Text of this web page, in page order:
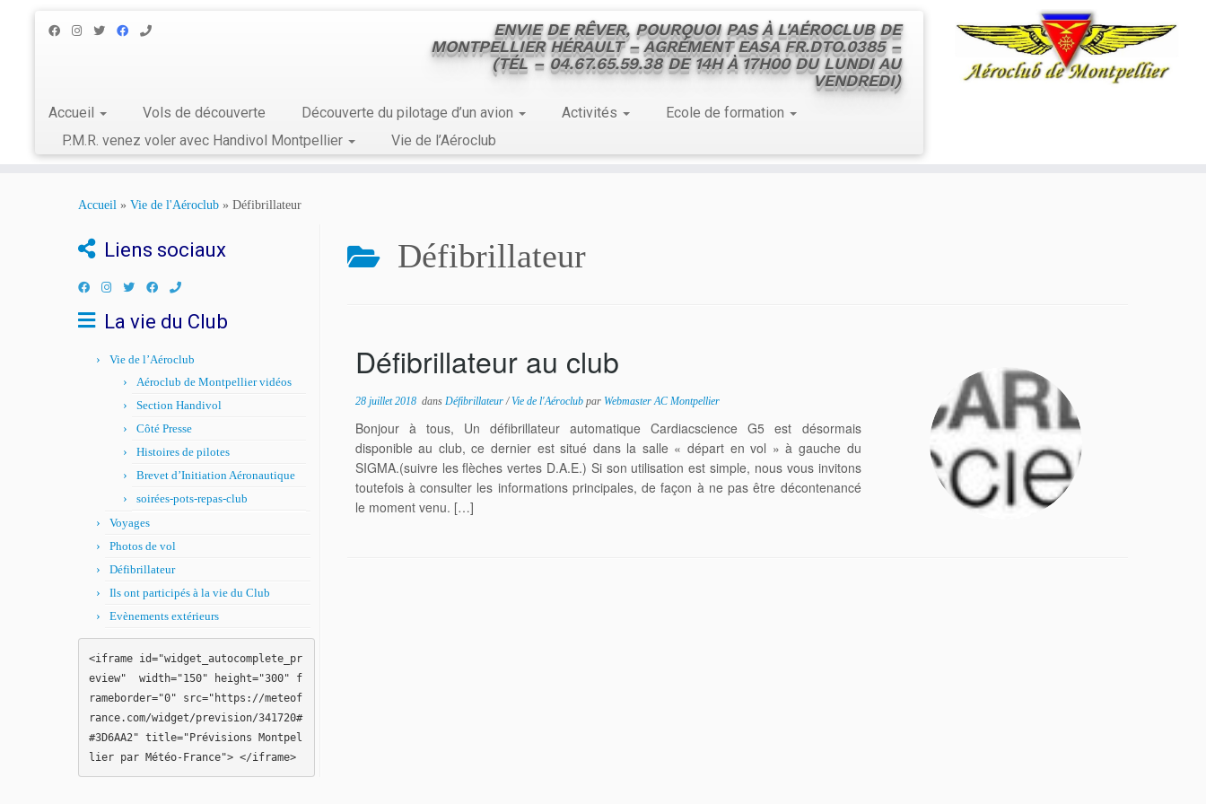
ENVIE DE RÊVER, POURQUOI PAS À L'AÉROCLUB DE
MONTPELLIER HÉRAULT – AGRÉMENT EASA FR.DTO.0385 –
(TÉL – 04.67.65.59.38 DE 14H À 17H00 DU LUNDI AU
VENDREDI)
Accueil Vols de découverte Découverte du pilotage d’un avion Activités
Ecole de formation
P.M.R. venez voler avec Handivol Montpellier
Vie de l’Aéroclub
Accueil » Vie de l'Aéroclub » Défibrillateur
Liens sociaux
La vie du Club
Vie de l’Aéroclub
Aéroclub de Montpellier vidéos
Section Handivol
Côté Presse
Histoires de pilotes
Brevet d’Initiation Aéronautique
soirées-pots-repas-club
Voyages
Photos de vol
Défibrillateur
Ils ont participés à la vie du Club
Evènements extérieurs
<iframe id="widget_autocomplete_pr
eview"  width="150" height="300" f
rameborder="0" src="https://meteof
rance.com/widget/prevision/341720#
#3D6AA2" title="Prévisions Montpel
lier par Météo-France"> </iframe>
Défibrillateur
Défibrillateur au club
28 juillet 2018dans Défibrillateur/Vie de l'Aéroclub par Webmaster AC Montpellier
Bonjour à tous, Un défibrillateur automatique Cardiacscience G5 est désormais
disponible au club, ce dernier est situé dans la salle « départ en vol » à gauche du
SIGMA.(suivre les flèches vertes D.A.E.) Si son utilisation est simple, nous vous invitons
toutefois à consulter les informations principales, de façon à ne pas être décontenancé
le moment venu. […]